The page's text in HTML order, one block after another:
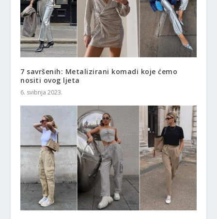
7 savršenih: Metalizirani komadi koje ćemo
nositi ovog ljeta
6. svibnja 2023.